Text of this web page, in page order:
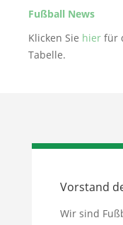
Fußball News
Klicken Sie hier für
Tabelle.
Vorstand
Wir sind